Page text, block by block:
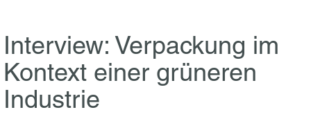
Interview: Verpackung im
Kontext einer grüneren
Industrie